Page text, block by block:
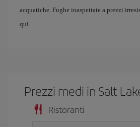
acquatiche. Fughe inaspettate a prezzi
qui.
Prezzi medi in Salt
Ristoranti